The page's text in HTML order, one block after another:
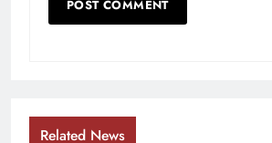
Related News